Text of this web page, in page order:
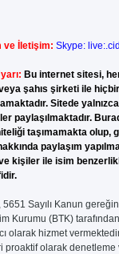
ve İletişim: Skype:
Bu internet sitesi,
şahıs şirketi ile hiçbir
Sitede yalnızca
paylaşılmaktadır.
taşımamakta olup,
paylaşım
kişiler ile isim
5651 Sayılı Kanun
Kurumu (BTK)
olarak hizmet
proaktif olarak denetleme